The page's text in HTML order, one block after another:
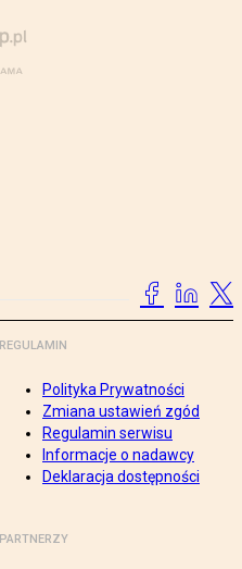
REGULAMIN
Polityka Prywatności
Zmiana ustawień zgód
Regulamin serwisu
Informacje o nadawcy
Deklaracja dostępności
PARTNERZY